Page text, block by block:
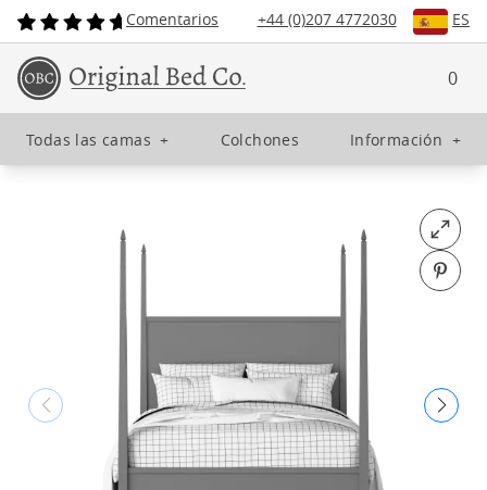
Comentarios +44 (0)207 4772030 ES
0
Todas las camas + Colchones Información +
Open
Pin